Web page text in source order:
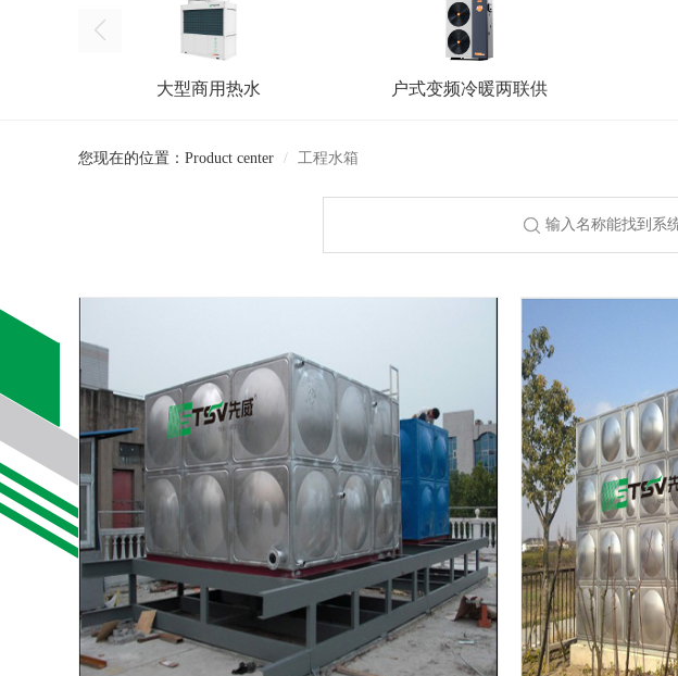
大型商用热水 户式变频冷暖两联供
您现在的位置：Product center 工程水箱